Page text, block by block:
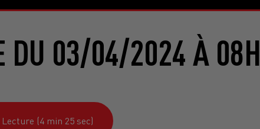
DU 03/04/2024 À
Lecture (4 min 25 sec)